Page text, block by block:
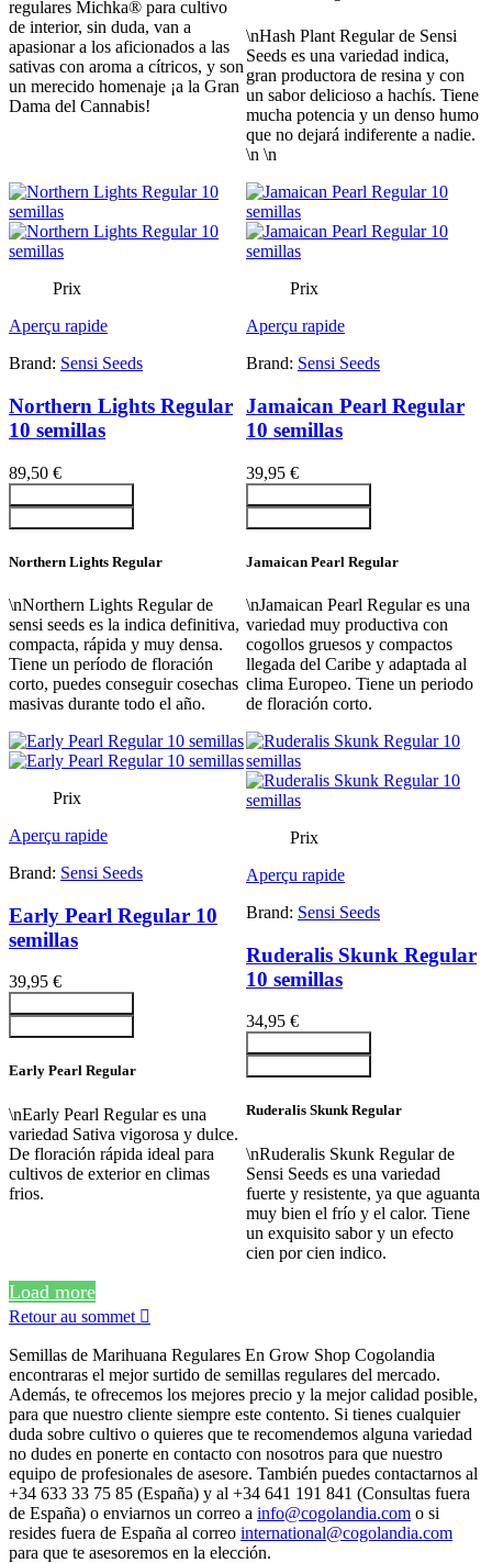
regulares Michka® para cultivo
de interior, sin duda, van a
apasionar a los aficionados a las
sativas con aroma a cítricos, y son
un merecido homenaje ¡a la Gran
Dama del Cannabis!
\nHash Plant Regular de Sensi
Seeds es una variedad indica,
gran productora de resina y con
un sabor delicioso a hachís. Tiene
mucha potencia y un denso humo
que no dejará indiferente a nadie.
\n \n
Prix
Aperçu rapide
Brand: Sensi Seeds
Northern Lights Regular
10 semillas
89,50 €
Northern Lights Regular
\nNorthern Lights Regular de
sensi seeds es la indica definitiva,
compacta, rápida y muy densa.
Tiene un período de floración
corto, puedes conseguir cosechas
masivas durante todo el año.
Prix
Aperçu rapide
Brand: Sensi Seeds
Jamaican Pearl Regular
10 semillas
39,95 €
Jamaican Pearl Regular
\nJamaican Pearl Regular es una
variedad muy productiva con
cogollos gruesos y compactos
llegada del Caribe y adaptada al
clima Europeo. Tiene un periodo
de floración corto.
Prix
Aperçu rapide
Brand: Sensi Seeds
Early Pearl Regular 10
semillas
39,95 €
Early Pearl Regular
\nEarly Pearl Regular es una
variedad Sativa vigorosa y dulce.
De floración rápida ideal para
cultivos de exterior en climas
frios.
Prix
Aperçu rapide
Brand: Sensi Seeds
Ruderalis Skunk Regular
10 semillas
34,95 €
Ruderalis Skunk Regular
\nRuderalis Skunk Regular de
Sensi Seeds es una variedad
fuerte y resistente, ya que aguanta
muy bien el frío y el calor. Tiene
un exquisito sabor y un efecto
cien por cien indico.
Load more
Retour au sommet 
Semillas de Marihuana Regulares En Grow Shop Cogolandia
encontraras el mejor surtido de semillas regulares del mercado.
Además, te ofrecemos los mejores precio y la mejor calidad posible,
para que nuestro cliente siempre este contento. Si tienes cualquier
duda sobre cultivo o quieres que te recomendemos alguna variedad
no dudes en ponerte en contacto con nosotros para que nuestro
equipo de profesionales de asesore. También puedes contactarnos al
+34 633 33 75 85 (España) y al +34 641 191 841 (Consultas fuera
de España) o enviarnos un correo a info@cogolandia.com o si
resides fuera de España al correo international@cogolandia.com
para que te asesoremos en la elección.